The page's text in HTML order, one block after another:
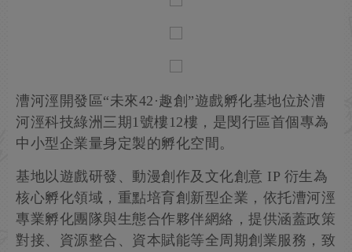
漕河涇開發區“未來42·趣創”遊戲孵化基地位於漕
河涇科技綠洲三期1號樓12樓，是閔行區首個專為
中小型企業量身定製的孵化空間。
基地以遊戲研發、動漫創作及文化創意 IP 衍生為
核心孵化領域，重點培育創新型企業，依托漕河涇
專業孵化團隊與生態合作夥伴網絡，提供涵蓋政策
對接、資源整合、資本賦能等全周期創業服務，致